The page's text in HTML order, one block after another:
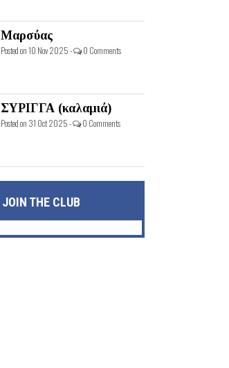
Μαρσύας
Posted on 10 Nov 2025 - 0 Comments
ΣΥΡΙΓΓΑ (καλαμιά)
Posted on 31 Oct 2025 - 0 Comments
JOIN THE CLUB